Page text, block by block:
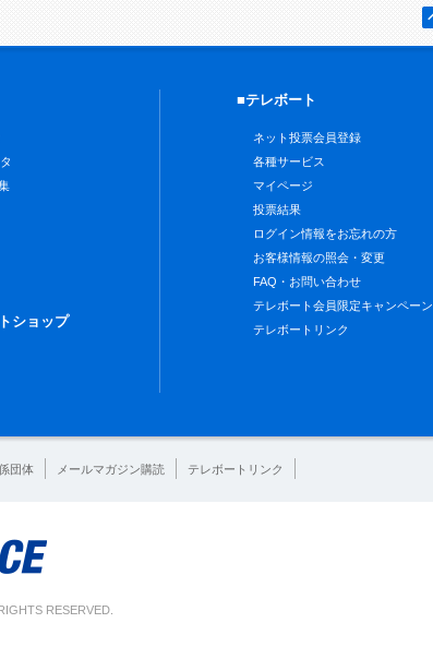
ショップ
■テレボート
ネット投票会員登録
各種サービス
マイページ
投票結果
ログイン情報をお忘れの方
お客様情報の照会・変更
FAQ・お問い合わせ
テレボート会員限定キャンペーン
テレボートリンク
団体 メールマガジン購読 テレボートリンク
RESERVED.